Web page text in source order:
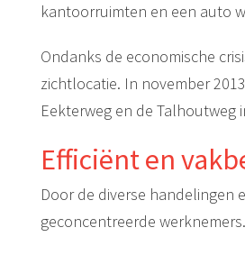
kantoorruimten en een auto
Ondanks de economische
zichtlocatie. In november
Eekterweg en de Talhoutweg
Efficiënt en
Door de diverse handelingen
geconcentreerde